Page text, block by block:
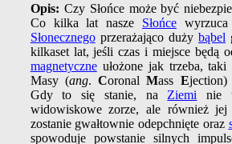
Opis: Czy Słońce może być
Co kilka lat nasze Słońce
Słonecznegoprzerażająco duży bąbel
kilkaset lat, jeśli czas i miejsce będą
magnetyczneułożone jak trzeba,
Masy (ang.CoronalMass E
Gdy to się stanie, na Ziemi nie
widowiskowe zorze, ale również jej
zostanie gwałtownie odepchnięte oraz
spowoduje powstanie silnych